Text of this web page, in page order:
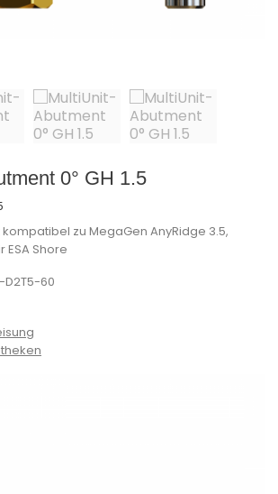
0° GH 1.5
zu MegaGen AnyRidge 3.5,
ESA Shore
D2T5-60